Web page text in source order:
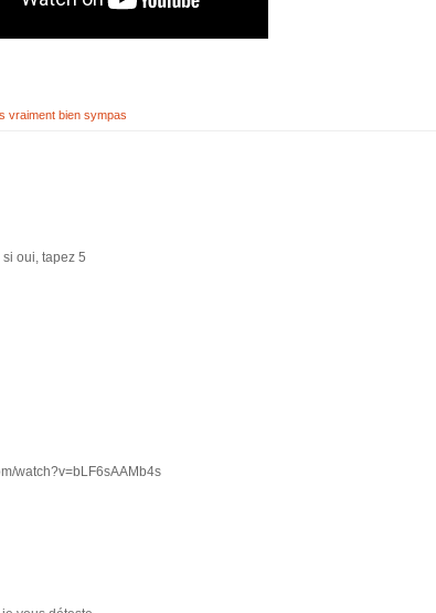
vraiment bien sympas
oui, tapez 5
watch?v=bLF6sAAMb4s